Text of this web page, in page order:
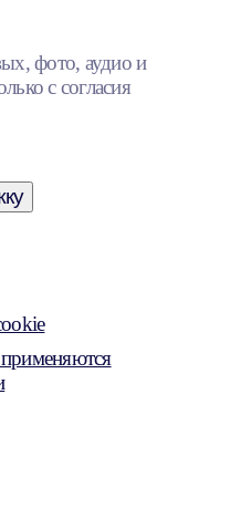
фото, аудио и
с согласия